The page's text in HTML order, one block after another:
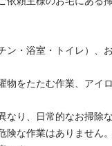
ン・浴室・トイレ）、
物をたたむ作業、アイ
なり、日常的なお掃除
険な作業はありません